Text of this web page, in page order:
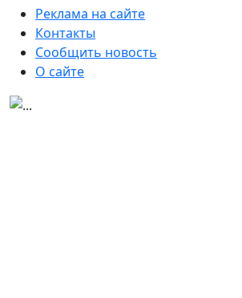
Реклама на сайте
Контакты
Сообщить новость
О сайте